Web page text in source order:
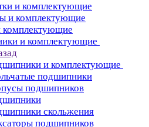
и комплектующие
и комплектующие
комплектующие
и комплектующие
и комплектующие
подшипники
подшипников
скольжения
подшипников